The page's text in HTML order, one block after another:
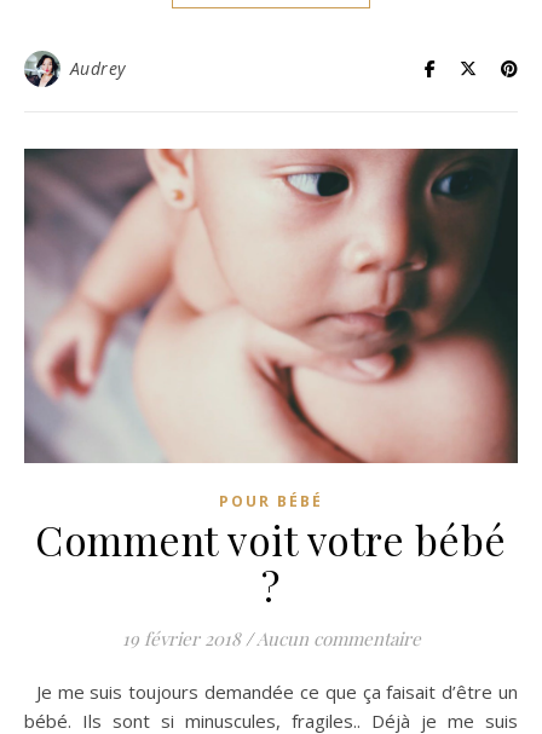
Audrey
POUR BÉBÉ
Comment voit votre bébé
?
19 février 2018 / Aucun commentaire
Je me suis toujours demandée ce que ça faisait d’être un
bébé. Ils sont si minuscules, fragiles.. Déjà je me suis